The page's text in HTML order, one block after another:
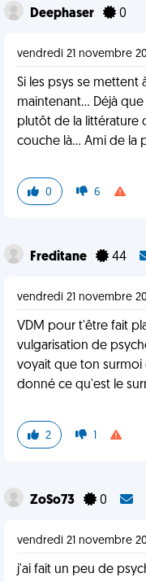
Deephaser 0
vendredi 21 novembre
Si les psys se mettent
maintenant... Déjà
plutôt de la littérature
couche là... Ami de la
0 6
Freditane 44
vendredi 21 novembre
VDM pour t'être fait
vulgarisation de
voyait que ton surmoi
donné ce qu'est le
2 1
ZoSo73 0
vendredi 21 novembre
j'ai fait un peu de